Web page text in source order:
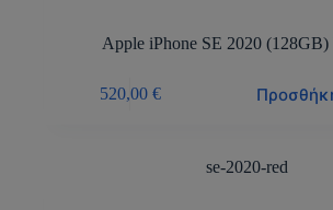
Apple iPhone SE 2020 (128GB)
520,00 €